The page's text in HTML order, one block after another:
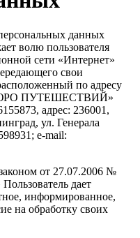
данных
волю пользователя
сети «Интернет»
свои
по адресу
ПУТЕШЕСТВИЙ»
адрес: 236001,
ул. Генерала
e-mail:
от 27.07.2006 №
дает
информированное,
на обработку своих